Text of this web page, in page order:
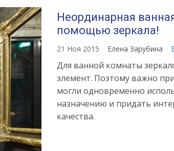
Неординарная
помощью зеркала!
21 Ноя 2015 Елена Зарубина
Для ванной комнаты
элемент. Поэтому важно
могли одновременно
назначению и придать
качества.